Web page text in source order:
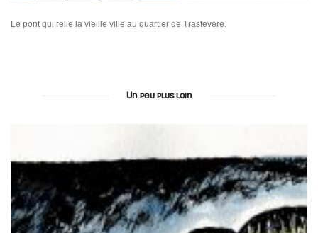
Le pont qui relie la vieille ville au quartier de Trastevere.
Un peu plus loin